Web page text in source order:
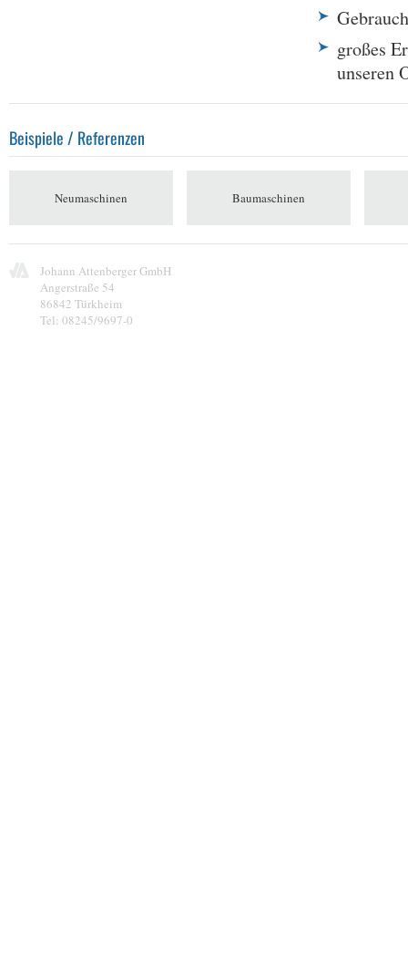
großes
unseren
Beispiele / Referenzen
Neumaschinen Baumaschinen
Johann Attenberger GmbH
Angerstraße 54
86842 Türkheim
Tel: 08245/9697-0